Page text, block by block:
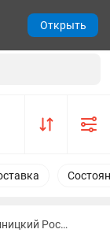
Продам Золото Бронницкий Российскую золотую 585 за грамм
Открыть